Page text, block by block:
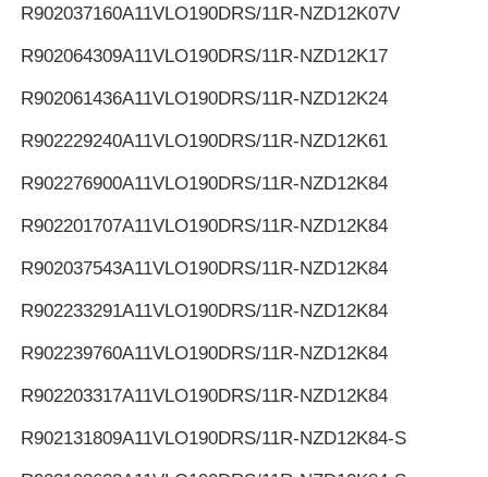
R902037160A11VLO190DRS/11R-NZD12K07V
R902064309A11VLO190DRS/11R-NZD12K17
R902061436A11VLO190DRS/11R-NZD12K24
R902229240A11VLO190DRS/11R-NZD12K61
R902276900A11VLO190DRS/11R-NZD12K84
R902201707A11VLO190DRS/11R-NZD12K84
R902037543A11VLO190DRS/11R-NZD12K84
R902233291A11VLO190DRS/11R-NZD12K84
R902239760A11VLO190DRS/11R-NZD12K84
R902203317A11VLO190DRS/11R-NZD12K84
R902131809A11VLO190DRS/11R-NZD12K84-S